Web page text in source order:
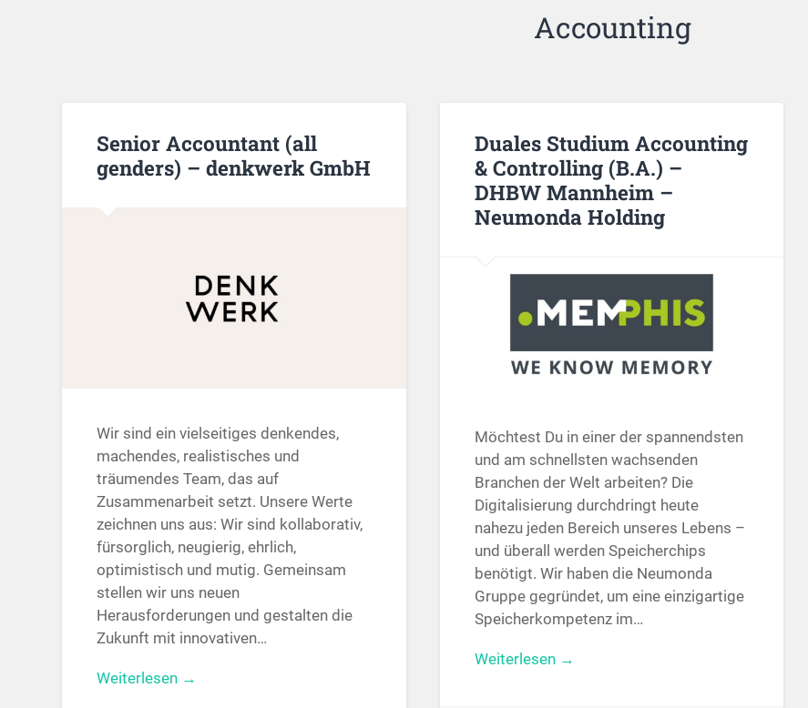
Accounting
Senior Accountant (all
genders) – denkwerk GmbH
Wir sind ein vielseitiges denkendes,
machendes, realistisches und
träumendes Team, das auf
Zusammenarbeit setzt. Unsere Werte
zeichnen uns aus: Wir sind kollaborativ,
fürsorglich, neugierig, ehrlich,
optimistisch und mutig. Gemeinsam
stellen wir uns neuen
Herausforderungen und gestalten die
Zukunft mit innovativen…
Weiterlesen →
Duales Studium Accounting
& Controlling (B.A.) –
DHBW Mannheim –
Neumonda Holding
Möchtest Du in einer der spannendsten
und am schnellsten wachsenden
Branchen der Welt arbeiten? Die
Digitalisierung durchdringt heute
nahezu jeden Bereich unseres Lebens –
und überall werden Speicherchips
benötigt. Wir haben die Neumonda
Gruppe gegründet, um eine einzigartige
Speicherkompetenz im…
Weiterlesen →